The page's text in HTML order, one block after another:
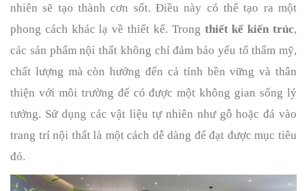
nhiên sẽ tạo thành cơn sốt. Điều này có thể tạo ra một
phong cách khác lạ về thiết kế. Trong thiết kế kiến trúc,
các sản phẩm nội thất không chỉ đảm bảo yếu tố thẩm mỹ,
chất lượng mà còn hướng đến cả tính bền vững và thân
thiện với môi trường để có được một không gian sống lý
tưởng. Sử dụng các vật liệu tự nhiên như gỗ hoặc đá vào
trang trí nội thất là một cách dễ dàng để đạt được mục tiêu
đó.